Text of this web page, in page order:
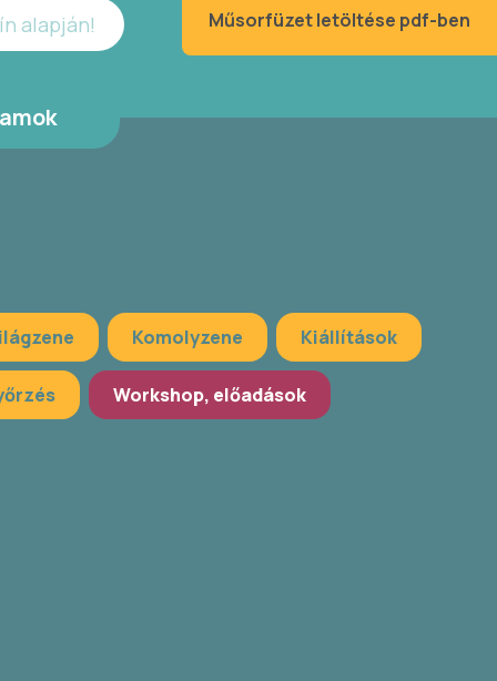
alapján! Műsorfüzet letöltése pdf-ben
Komolyzene Kiállítások
Workshop, előadások